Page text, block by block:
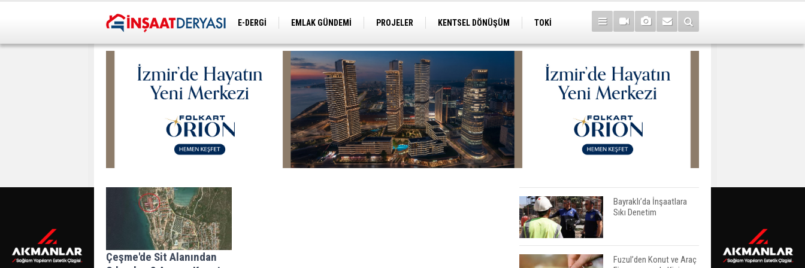
E-DERGİ EMLAK GÜNDEMİ PROJELER KENTSEL DÖNÜŞÜM
TOKİ
Çeşme'de Sit Alanından
Bayraklı’da İnşaatlara
Sıkı Denetim
Fuzul’den Konut ve Araç